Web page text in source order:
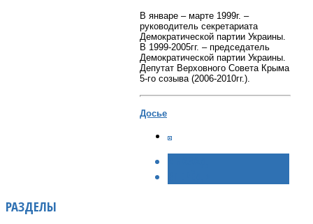
В январе – марте 1999г. –
руководитель секретариата
Демократической партии Украины.
В 1999-2005гг. – председатель
Демократической партии Украины.
Депутат Верховного Совета Крыма
5-го созыва (2006-2010гг.).
Досье
РАЗДЕЛЫ